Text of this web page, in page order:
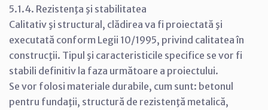
5.1.4. Rezistenţa şi stabilitatea
Calitativ şi structural, clădirea va fi proiectată şi
executată conform Legii 10/1995, privind calitatea în
construcţii. Tipul şi caracteristicile specifice se vor fi
stabili definitiv la faza următoare a proiectului.
Se vor folosi materiale durabile, cum sunt: betonul
pentru fundaţii, structură de rezistenţă metalică,